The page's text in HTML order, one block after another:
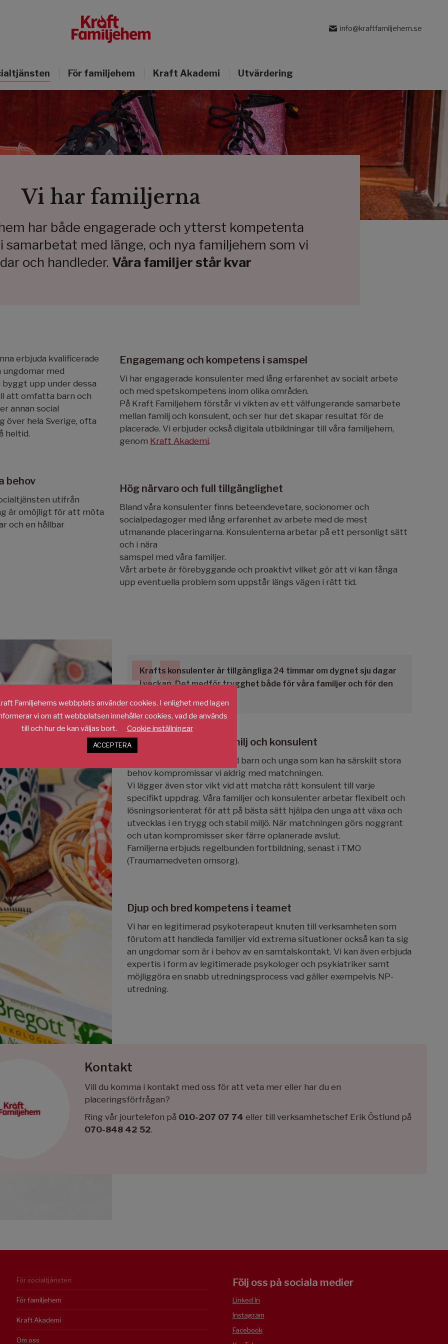
info@kraftfamiljehem.se
För familjehem Kraft Akademi Utvärdering
har både engagerade och ytterst kompetenta
samarbetat med länge, och nya familjehem som vi
och handleder. Våra familjer står kvar
Vi har familjerna
erbjuda kvalificerade
ungdomar med
upp under dessa
att omfatta barn och
annan social
över hela Sverige, ofta
heltid.
behov
utifrån
är omöjligt för att möta
och en hållbar
Engagemang och kompetens i samspel
Vi har engagerade konsulenter med lång erfarenhet av socialt arbete
och med spetskompetens inom olika områden.
På Kraft Familjehem förstår vi vikten av ett välfungerande samarbete
mellan familj och konsulent, och ser hur det skapar resultat för de
placerade. Vi erbjuder också digitala utbildningar till våra familjehem,
genom Kraft Akademi.
Hög närvaro och full tillgänglighet
Bland våra konsulenter finns beteendevetare, socionomer och
socialpedagoger med lång erfarenhet av arbete med de mest
utmanande placeringarna. Konsulenterna arbetar på ett personligt sätt
och i nära
samspel med våra familjer.
Vårt arbete är förebyggande och proaktivt vilket gör att vi kan fånga
upp eventuella problem som uppstår längs vägen i rätt tid.
Krafts konsulenter är tillgängliga 24 timmar om dygnet sju dagar
i veckan. Det medför trygghet både för våra familjer och för den
Matchning av både familj och konsulent
För att lyckas i arbetet med barn och unga som kan ha särskilt stora
behov kompromissar vi aldrig med matchningen.
Vi lägger även stor vikt vid att matcha rätt konsulent till varje
specifikt uppdrag. Våra familjer och konsulenter arbetar flexibelt och
lösningsorienterat för att på bästa sätt hjälpa den unga att växa och
utvecklas i en trygg och stabil miljö. När matchningen görs noggrant
och utan kompromisser sker färre oplanerade avslut.
Familjerna erbjuds regelbunden fortbildning, senast i TMO
(Traumamedveten omsorg).
Djup och bred kompetens i teamet
Vi har en legitimerad psykoterapeut knuten till verksamheten som
förutom att handleda familjer vid extrema situationer också kan ta sig
an ungdomar som är i behov av en samtalskontakt. Vi kan även erbjuda
expertis i form av legitimerade psykologer och psykiatriker samt
möjliggöra en snabb utredningsprocess vad gäller exempelvis NP-
utredning.
Kontakt
Vill du komma i kontakt med oss för att veta mer eller har du en
placeringsförfrågan?
Ring vår jourtelefon på 010-207 07 74 eller till verksamhetschef Erik Östlund på
070-848 42 52.
För socialtjänsten
För familjehem
Kraft Akademi
Om oss
Följ oss på sociala medier
Linked In
Instagram
Facebook
Familjehems webbplats använder cookies. I enlighet med lagen
vi om att webbplatsen innehåller cookies, vad de används
till och hur de kan väljas bort.
Cookie inställningar
ACCEPTERA